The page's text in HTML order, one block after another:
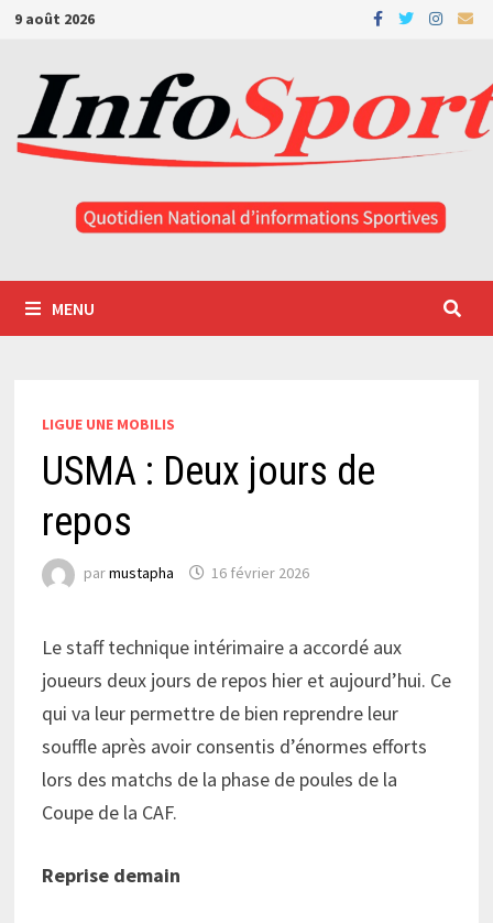
Passer
contenu
9 août 2026
MENU
LIGUE UNE MOBILIS
USMA : Deux jours de
repos
parmustapha 16 février 2026
Le staff technique intérimaire a accordé aux
joueurs deux jours de repos hier et aujourd’hui. Ce
qui va leur permettre de bien reprendre leur
souffle après avoir consentis d’énormes efforts
lors des matchs de la phase de poules de la
Coupe de la CAF.
Reprise demain